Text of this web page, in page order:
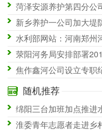
菏泽安源养护第四分公
新乡养护一公司加大堤
荥阳河务局安排部署
焦作鑫河公司设立专职
随机推荐
绵阳三台加班加点推进
淮委青年志愿者走进乡